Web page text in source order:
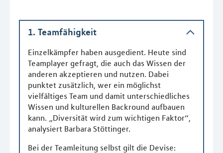
1. Teamfähigkeit
Einzelkämpfer haben ausgedient. Heute sind
Teamplayer gefragt, die auch das Wissen der
anderen akzeptieren und nutzen. Dabei
punktet zusätzlich, wer ein möglichst
vielfältiges Team und damit unterschiedliches
Wissen und kulturellen Backround aufbauen
kann. „Diversität wird zum wichtigen Faktor“,
analysiert Barbara Stöttinger.
Bei der Teamleitung selbst gilt die Devise: